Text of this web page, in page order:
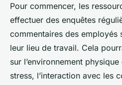
Pour commencer, les
effectuer des enquêtes
commentaires des employés
leur lieu de travail. Cela
sur l’environnement
stress, l’interaction avec les